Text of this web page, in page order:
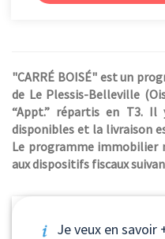
"CARRÉ BOISÉ" est un
de Le Plessis-Belleville
“Appt.” répartis en T3.
disponibles et la livraison
Le programme immobilier
aux dispositifs fiscaux
Je veux en savoir